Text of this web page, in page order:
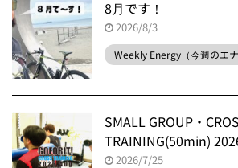
8月です！
2026/8/3
Weekly Energy（今週のエ
SMALL GROUP・
TRAINING(50min)
2026/7/25